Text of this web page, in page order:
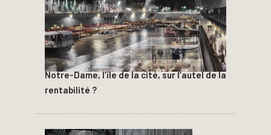
Notre-Dame, l’île de la cité, sur l’autel de la
rentabilité ?